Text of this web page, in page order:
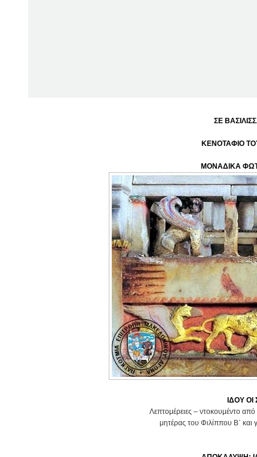
ΣΕ
ΚΕΝΟΤΑΦΙΟ
ΜΟΝΑΔΙΚΑ
ΙΔΟΥ
Λεπτομέρειες – ντοκουμέντο
μητέρας του Φιλίππου Β΄ και